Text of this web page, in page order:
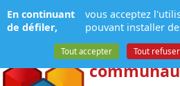
NPDS:
contenuet
Panneau de gestion des cookies
En continuant
de défiler,
vous acceptez
pouvant installer
Tout accepter Tout refuser